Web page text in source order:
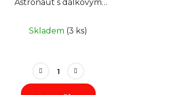
Astronaut s dálkovým
Skladem (3 ks)